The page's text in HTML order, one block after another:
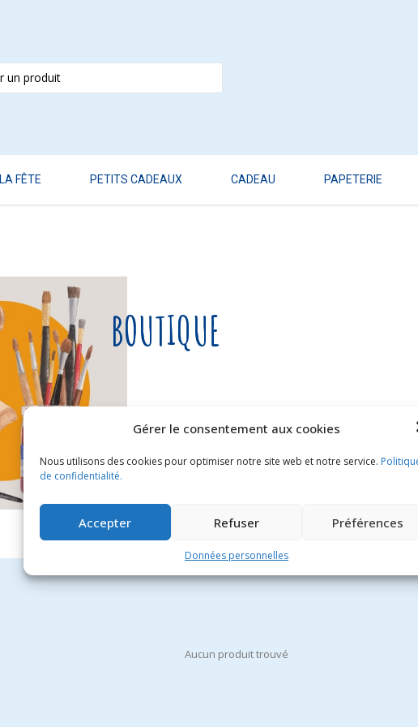
Gérer le consentement aux cookies
Nous utilisons des cookies pour optimiser notre site web et notre service.
de confidentialité.
Accepter Refuser Préférences
Données personnelles
LA FÊTE PETITS CADEAUX CADEAU PAPETERIE
BOUTIQUE
Aucun produit trouvé